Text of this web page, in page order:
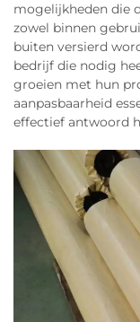
mogelijkheden die
zowel binnen
buiten versierd
bedrijf die nodig
groeien met hun
aanpasbaarheid
effectief antwoord